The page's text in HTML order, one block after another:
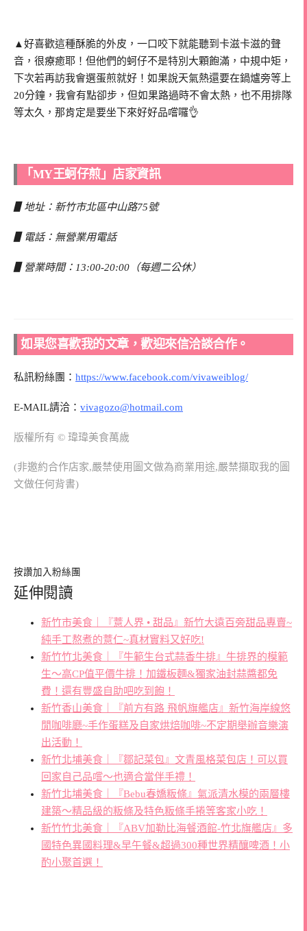
▲好喜歡這種酥脆的外皮，一口咬下就能聽到卡滋卡滋的聲
音，很療癒耶！但他們的蚵仔不是特別大顆飽滿，中規中矩，
下次若再訪我會選蛋煎就好！如果說天氣熱還要在鍋爐旁等上
20分鐘，我會有點卻步，但如果路過時不會太熱，也不用排隊
等太久，那肯定是要坐下來好好品嚐囉👌
「MY王蚵仔煎」店家資訊
▋地址：新竹市北區中山路75號
▋電話：無營業用電話
▋營業時間：13:00-20:00（每週二公休）
如果您喜歡我的文章，歡迎來信洽談合作。
私訊粉絲團： https://www.facebook.com/vivaweiblog/
E-MAIL請洽： vivagozo@hotmail.com
版權所有 © 瑋瑋美食萬歲
(非邀約合作店家,嚴禁使用圖文做為商業用途,嚴禁擷取我的圖
文做任何背書)
按讚加入粉絲團
延伸閱讀
新竹市美食｜『薏人界 • 甜品』新竹大遠百旁甜品專賣~
純手工熬煮的薏仁~真材實料又好吃!
新竹竹北美食｜『牛範生台式蒜香牛排』牛排界的模範
生～高CP值平價牛排！加鐵板麵&獨家油封蒜醬都免
費！還有豐盛自助吧吃到飽！
新竹香山美食｜『前方有路 飛帆旗艦店』新竹海岸線悠
閒咖啡廳~手作蛋糕及自家烘焙咖啡~不定期舉辦音樂演
出活動！
新竹北埔美食｜『鄒記菜包』文青風格菜包店！可以買
回家自己品嚐～也適合當伴手禮！
新竹北埔美食｜『Bebu春嬌粄條』氣派清水模的兩層樓
建築～精品級的粄條及特色粄條手捲等客家小吃！
新竹竹北美食｜『ABV加勒比海餐酒館-竹北旗艦店』多
國特色異國料理&早午餐&超過300種世界精釀啤酒！小
酌小聚首選！